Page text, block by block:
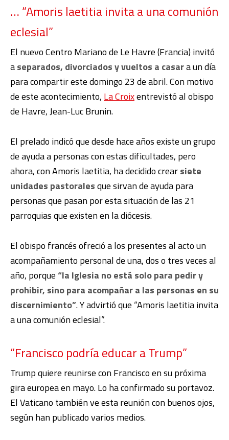
… “Amoris laetitia invita a una comunión
eclesial”
El nuevo Centro Mariano de Le Havre (Francia) invitó
aseparados, divorciados y vueltos a casara un día
para compartir este domingo 23 de abril. Con motivo
de este acontecimiento, La Croixentrevistó al obispo
de Havre, Jean-Luc Brunin.
El prelado indicó que desde hace años existe un grupo
de ayuda a personas con estas dificultades, pero
ahora, con Amoris laetitia, ha decidido crearsiete
unidades pastoralesque sirvan de ayuda para
personas que pasan por esta situación de las 21
parroquias que existen en la diócesis.
El obispo francés ofreció a los presentes al acto un
acompañamiento personal de una, dos o tres veces al
año, porque“la Iglesia no está solo para pedir y
prohibir, sino para acompañar a las personas en su
discernimiento”. Y advirtió que “Amoris laetitia invita
a una comunión eclesial”.
“Francisco podría educar a Trump”
Trump quiere reunirse con Francisco en su próxima
gira europea en mayo. Lo ha confirmado su portavoz.
El Vaticano también ve esta reunión con buenos ojos,
según han publicado varios medios.